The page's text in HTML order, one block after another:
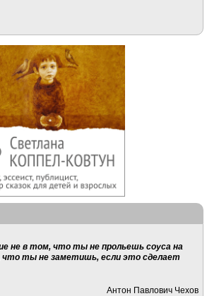
не в том, что ты не прольешь соуса на
ты не заметишь, если это сделает
Антон Павлович Чехов